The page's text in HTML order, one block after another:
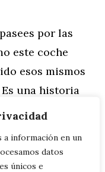
a información en un
datos
únicos e
por las
este coche
esos mismos
una historia
el